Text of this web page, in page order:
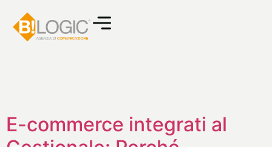
E-commerce integrati al